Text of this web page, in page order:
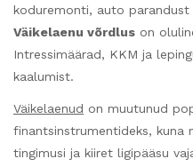
koduremonti, auto parandust
Väikelaenu võrdlus on
Intressimäärad, KKM ja
kaalumist.
Väikelaenud on muutunud
finantsinstrumentideks, kuna
tingimusi ja kiiret ligipääsu